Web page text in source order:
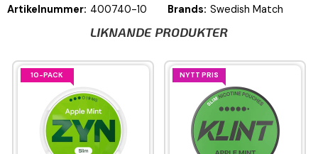
Artikelnummer: 400740-10 Brands: Swedish Match
LIKNANDE PRODUKTER
10-PACK NYTT PRIS